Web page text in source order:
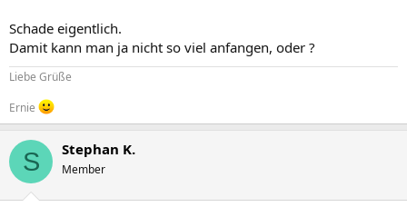
Schade eigentlich.
Damit kann man ja nicht so viel anfangen, oder ?
Liebe Grüße
Ernie
S Stephan K.
Member